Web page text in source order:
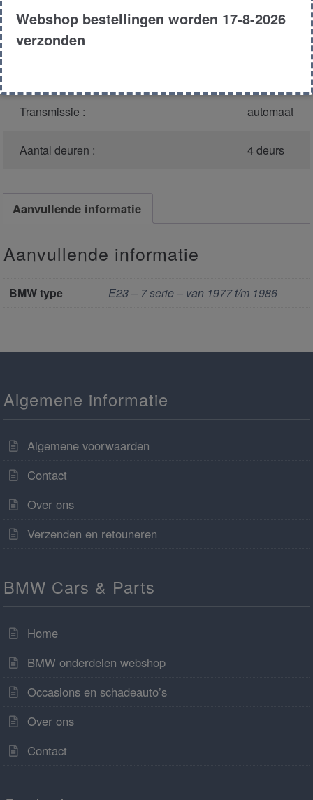
Type :
Transmissie : automaat
Aantal deuren : 4 deurs
Aanvullende informatie
Aanvullende informatie
BMW type E23 – 7 serie – van 1977 t/m 1986
Algemene informatie
Algemene voorwaarden
Contact
Over ons
Verzenden en retouneren
BMW Cars & Parts
Home
BMW onderdelen webshop
Occasions en schadeauto’s
Over ons
Contact
Webshop bestellingen worden 17-8-2026
verzonden